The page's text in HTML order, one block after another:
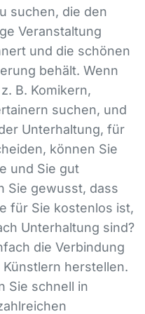
suchen, die den
Veranstaltung
und die schönen
behält. Wenn
B. Komikern,
suchen, und
Unterhaltung, für
können Sie
und Sie gut
Sie gewusst, dass
für Sie kostenlos ist,
Unterhaltung sind?
die Verbindung
herstellen.
Sie schnell in